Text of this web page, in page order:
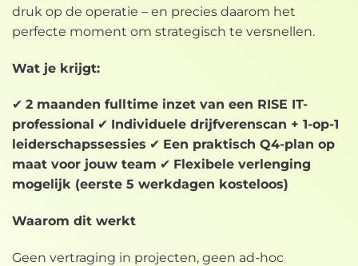
druk op de operatie – en precies daarom het
perfecte moment om strategisch te versnellen.
Wat je krijgt:
✔ 2 maanden fulltime inzet van een RISE IT-
professional ✔ Individuele drijfverenscan + 1-op-1
leiderschapssessies ✔ Een praktisch Q4-plan op
maat voor jouw team ✔ Flexibele verlenging
mogelijk (eerste 5 werkdagen kosteloos)
Waarom dit werkt
Geen vertraging in projecten, geen ad-hoc